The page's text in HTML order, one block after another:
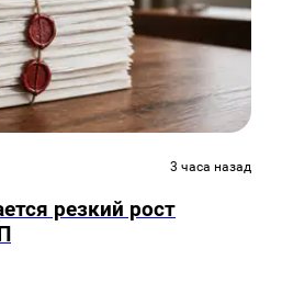
3 часа назад
резкий рост